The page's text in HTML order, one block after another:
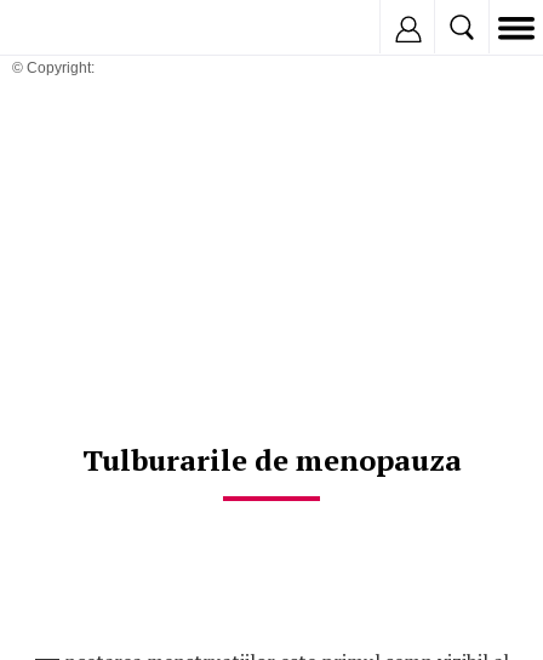
© Copyright:
Tulburarile de menopauza